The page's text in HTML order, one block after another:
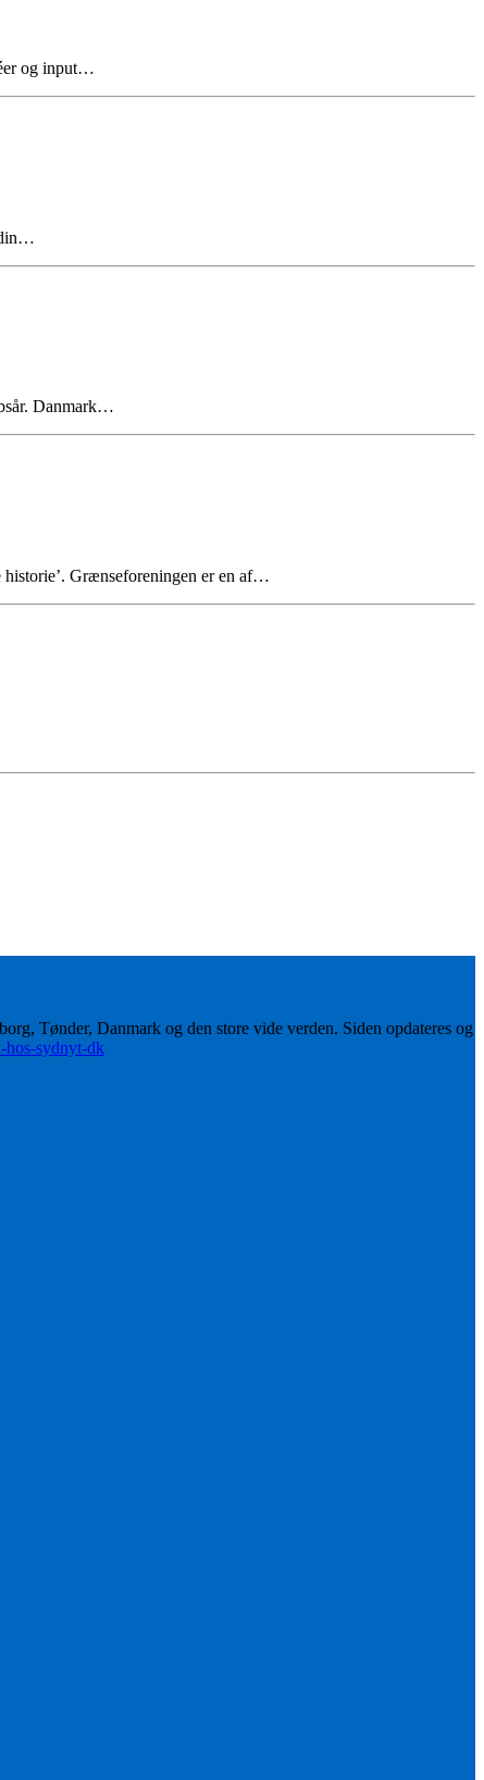
og input…
din…
Danmark…
historie’. Grænseforeningen er en af…
Tønder, Danmark og den store vide verden. Siden opdateres og
hos-sydnyt-dk